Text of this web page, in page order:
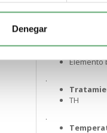
Denegar
Código
Elemento
.
TH
.